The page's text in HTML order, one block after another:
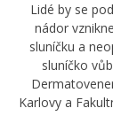
Lidé by se
nádor
sluníčku a
sluníčko
Karlovy a